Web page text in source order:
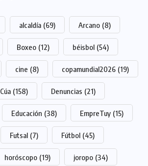
alcaldía (69) Arcano (8)
Boxeo (12) béisbol (54)
cine (8) copamundial2026 (19)
Cúa (158) Denuncias (21)
Educación (38) EmpreTuy (15)
Futsal (7) Fútbol (45)
horóscopo (19) joropo (34)